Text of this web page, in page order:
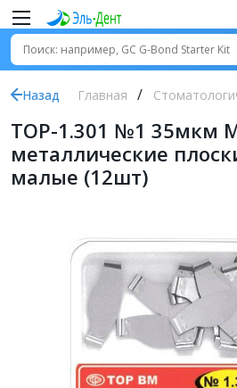
Назад Главная
ТОР-1.301 №1 35мкм
металлические
малые (12шт)